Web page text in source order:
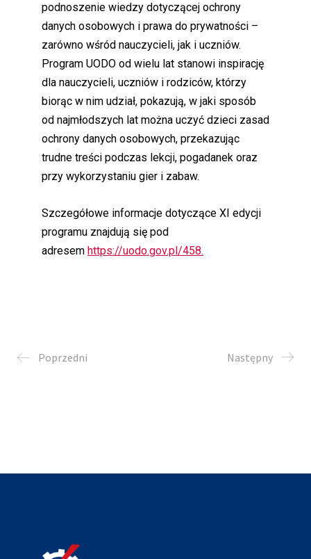
podnoszenie wiedzy dotyczącej ochrony
danych osobowych i prawa do prywatności –
zarówno wśród nauczycieli, jak i uczniów.
Program UODO od wielu lat stanowi inspirację
dla nauczycieli, uczniów i rodziców, którzy
biorąc w nim udział, pokazują, w jaki sposób
od najmłodszych lat można uczyć dzieci zasad
ochrony danych osobowych, przekazując
trudne treści podczas lekcji, pogadanek oraz
przy wykorzystaniu gier i zabaw.
Szczegółowe informacje dotyczące XI edycji
programu znajdują się pod
adresem https://uodo.gov.pl/458.
Poprzedni Następny